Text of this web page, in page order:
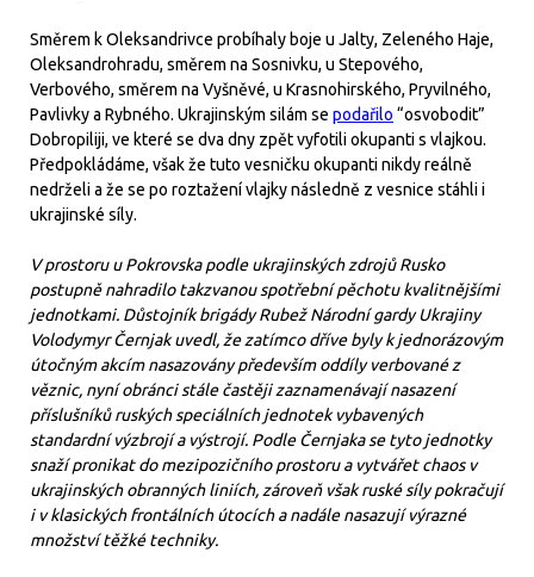
Směrem k Oleksandrivce probíhaly boje u Jalty, Zeleného Haje,
Oleksandrohradu, směrem na Sosnivku, u Stepového,
Verbového, směrem na Vyšněvé, u Krasnohirského, Pryvilného,
Pavlivky a Rybného. Ukrajinským silám se podařilo “osvobodit”
Dobropiliji, ve které se dva dny zpět vyfotili okupanti s vlajkou.
Předpokládáme, však že tuto vesničku okupanti nikdy reálně
nedrželi a že se po roztažení vlajky následně z vesnice stáhli i
ukrajinské síly.
V prostoru u Pokrovska podle ukrajinských zdrojů Rusko
postupně nahradilo takzvanou spotřební pěchotu kvalitnějšími
jednotkami. Důstojník brigády Rubež Národní gardy Ukrajiny
Volodymyr Černjak uvedl, že zatímco dříve byly k jednorázovým
útočným akcím nasazovány především oddíly verbované z
věznic, nyní obránci stále častěji zaznamenávají nasazení
příslušníků ruských speciálních jednotek vybavených
standardní výzbrojí a výstrojí. Podle Černjaka se tyto jednotky
snaží pronikat do mezipozičního prostoru a vytvářet chaos v
ukrajinských obranných liniích, zároveň však ruské síly pokračují
i v klasických frontálních útocích a nadále nasazují výrazné
množství těžké techniky.